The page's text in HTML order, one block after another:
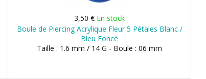
3,50 € En stock
Boule de Piercing Acrylique Fleur 5 Pétales Blanc /
Bleu Foncé
Taille : 1.6 mm / 14 G - Boule : 06 mm